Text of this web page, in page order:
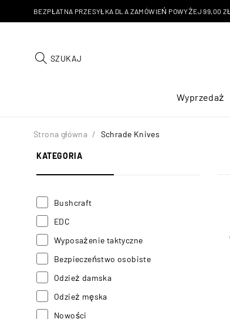
BEZPŁATNA PRZESYŁKA DLA ZAMÓWIEŃ POWYŻEJ 99,00
SZUKAJ
Wyprzedaż
Strona główna / Schrade Knives
KATEGORIA
Bushcraft
EDC
Wyposażenie taktyczne
Bezpieczeństwo osobiste
Odzież damska
Odzież męska
Nowości